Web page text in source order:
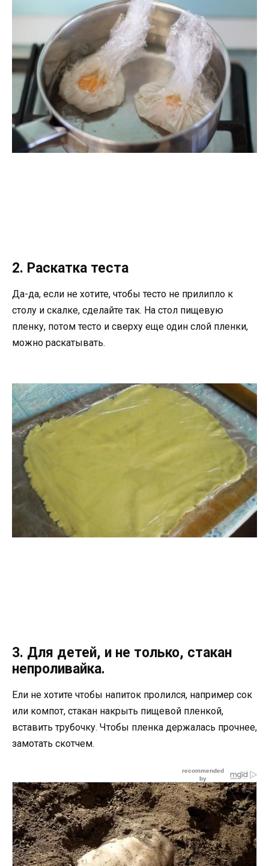
2. Раскатка теста
Да-да, если не хотите, чтобы тесто не прилипло к
столу и скалке, сделайте так. На стол пищевую
пленку, потом тесто и сверху еще один слой пленки,
можно раскатывать.
3. Для детей, и не только, стакан
непроливайка.
Ели не хотите чтобы напиток пролился, например сок
или компот, стакан накрыть пищевой пленкой,
вставить трубочку. Чтобы пленка держалась прочнее,
замотать скотчем.